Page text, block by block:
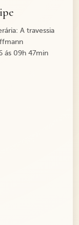
A travessia
ás 09h 47min